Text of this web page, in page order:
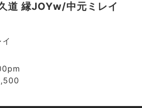
道 縁JOYw/中元ミレイ